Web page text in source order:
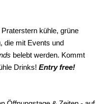
kühle, grüne
die mit Events und
belebt werden. Kommt
Drinks! Entry free!